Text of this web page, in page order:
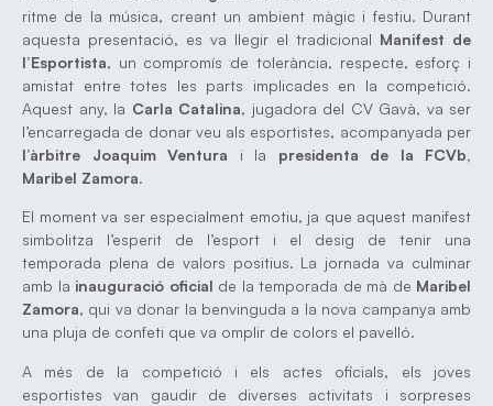
ritme de la música, creant un ambient màgic i festiu. Durant
aquesta presentació, es va llegir el tradicional Manifest de
l’Esportista, un compromís de tolerància, respecte, esforç i
amistat entre totes les parts implicades en la competició.
Aquest any, la Carla Catalina, jugadora del CV Gavà, va ser
l’encarregada de donar veu als esportistes, acompanyada per
l’àrbitre Joaquim Ventura i la presidenta de la FCVb,
Maribel Zamora.
El moment va ser especialment emotiu, ja que aquest manifest
simbolitza l’esperit de l’esport i el desig de tenir una
temporada plena de valors positius. La jornada va culminar
amb la inauguració oficial de la temporada de mà de Maribel
Zamora, qui va donar la benvinguda a la nova campanya amb
una pluja de confeti que va omplir de colors el pavelló.
A més de la competició i els actes oficials, els joves
esportistes van gaudir de diverses activitats i sorpreses